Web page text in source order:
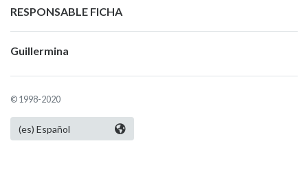
RESPONSABLE FICHA
Guillermina
© 1998-2020